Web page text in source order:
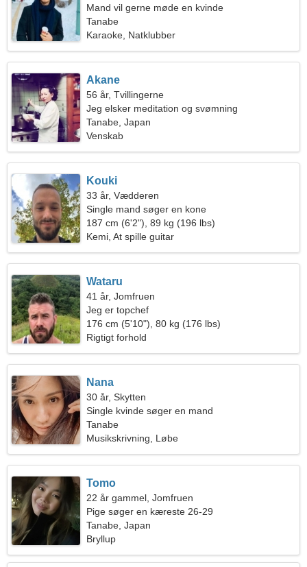
Mand vil gerne møde en kvinde
Tanabe
Karaoke, Natklubber
Akane
56 år, Tvillingerne
Jeg elsker meditation og svømning
Tanabe, Japan
Venskab
Kouki
33 år, Vædderen
Single mand søger en kone
187 cm (6'2"), 89 kg (196 lbs)
Kemi, At spille guitar
Wataru
41 år, Jomfruen
Jeg er topchef
176 cm (5'10"), 80 kg (176 lbs)
Rigtigt forhold
Nana
30 år, Skytten
Single kvinde søger en mand
Tanabe
Musikskrivning, Løbe
Tomo
22 år gammel, Jomfruen
Pige søger en kæreste 26-29
Tanabe, Japan
Bryllup